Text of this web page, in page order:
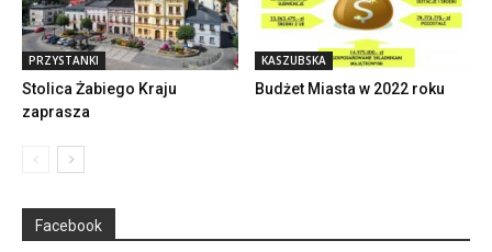
PRZYSTANKI
Stolica Żabiego Kraju
zaprasza
KASZUBSKA
Budżet Miasta w 2022 roku
Facebook